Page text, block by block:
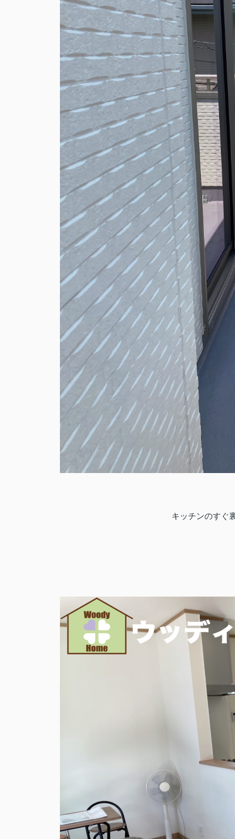
キッチンのすぐ